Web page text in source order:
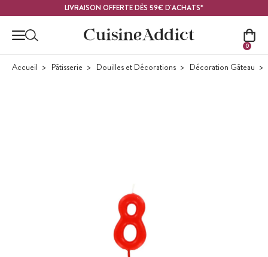
LIVRAISON OFFERTE DÈS 59€ D'ACHATS*
0
Accueil Pâtisserie Douilles et Décorations Décoration Gâteau